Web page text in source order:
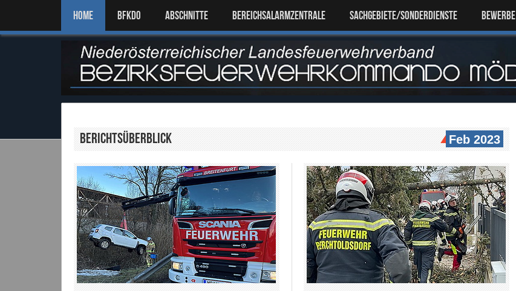
Home BFKDO ABSCHNITTE BEREICHSALARMZENTRALE SACHGEBIETE/SONDERDIENSTE Bewerbe
Berichtsüberblick Feb 2023